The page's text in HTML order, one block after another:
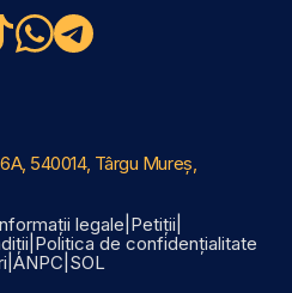
540014, Târgu Mureș,
legale Petiții
Politica de confidențialitate
ANPC SOL